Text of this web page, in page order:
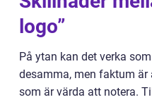
logo”
På ytan kan det verka
desamma, men faktum
som är värda att notera.